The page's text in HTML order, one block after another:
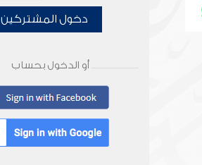
دخول المشتركين
أو الدخول بحساب